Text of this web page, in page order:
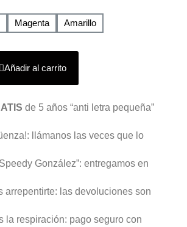
Magenta Amarillo
Añadir al carrito
de 5 años “anti letra pequeña”
llámanos las veces que lo
González”: entregamos en
arrepentirte: las devoluciones son
la respiración: pago seguro con